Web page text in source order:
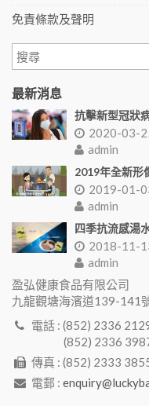
免責條款及聲明
最新消息
抗擊新型冠狀
2020-03-
admin
2019年全新形
2019-01-
admin
四季抗流感湯
2018-11-
admin
盈弘健康食品有限公司
九龍觀塘海濱道139-141
電話 : (852) 2336
(852) 2336
傳真 : (852) 2333
電郵 :